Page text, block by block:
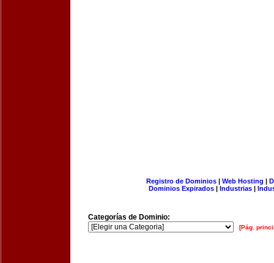
Registro de Dominios| Web Hosting |
Dominios Expirados | Industrias |
Categorías de Dominio:
[Pág.